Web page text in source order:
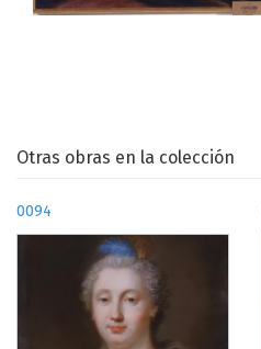
Otras obras en la colección
0094